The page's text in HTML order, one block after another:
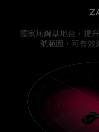
獨家無線基地台，提
號範圍，可有效